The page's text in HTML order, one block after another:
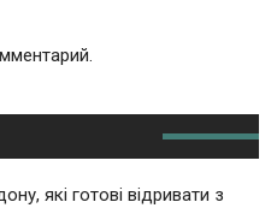
які готові відривати з